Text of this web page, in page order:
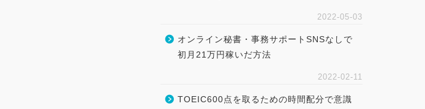
2022-05-03
オンライン秘書・事務サポートSNSなしで
初月21万円稼いだ方法
2022-02-11
TOEIC600点を取るための時間配分で意識